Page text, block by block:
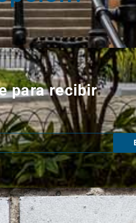
para recibir